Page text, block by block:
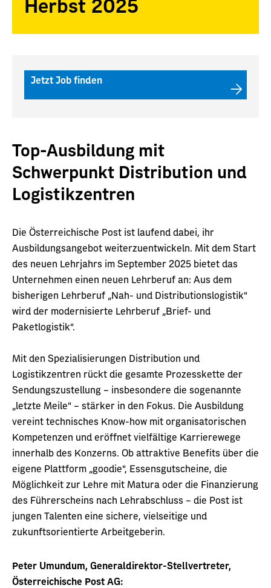
Herbst 2025
Jetzt Job finden
Top-Ausbildung mit
Schwerpunkt Distribution und
Logistikzentren
Die Österreichische Post ist laufend dabei, ihr
Ausbildungsangebot weiterzuentwickeln. Mit dem Start
des neuen Lehrjahrs im September 2025 bietet das
Unternehmen einen neuen Lehrberuf an: Aus dem
bisherigen Lehrberuf „Nah- und Distributionslogistik"
wird der modernisierte Lehrberuf „Brief- und
Paketlogistik".
Mit den Spezialisierungen Distribution und
Logistikzentren rückt die gesamte Prozesskette der
Sendungszustellung – insbesondere die sogenannte
„letzte Meile" – stärker in den Fokus. Die Ausbildung
vereint technisches Know-how mit organisatorischen
Kompetenzen und eröffnet vielfältige Karrierewege
innerhalb des Konzerns. Ob attraktive Benefits über die
eigene Plattform „goodie", Essensgutscheine, die
Möglichkeit zur Lehre mit Matura oder die Finanzierung
des Führerscheins nach Lehrabschluss – die Post ist
jungen Talenten eine sichere, vielseitige und
zukunftsorientierte Arbeitgeberin.
Peter Umundum, Generaldirektor-Stellvertreter,
Österreichische Post AG: